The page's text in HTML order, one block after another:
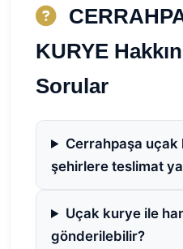
KURYE
Sorular
Cerrahpaşa
şehirlere teslimat
Uçak kurye ile
gönderilebilir?